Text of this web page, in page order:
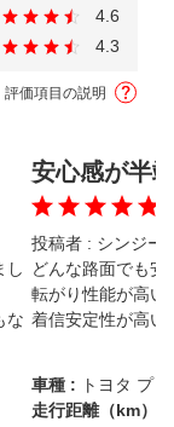
4.6
4.3
評価項目の説明
し
な
安心感が半
投稿者 : シンジー
どんな路面でも安
転がり性能が高い
着信安定性が高い
車種 :
トヨタ プ
走行距離（km） :